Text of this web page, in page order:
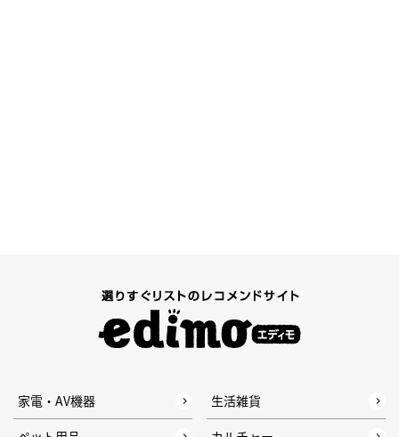
家電・AV機器
生活雑貨